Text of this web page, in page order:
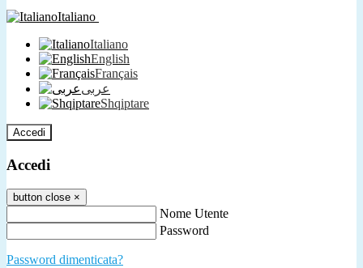
Italiano
Italiano
English
Français
عربى
Shqiptare
Accedi
Accedi
button close ×
Nome Utente
Password
Password dimenticata?